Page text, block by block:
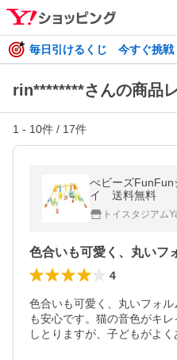
毎日引けるくじ 今すぐ挑戦
rin********さんの商品
1 - 10件 / 17件
べビーズ
イ 送料無料
トイスタジアム
4
色合いも可愛く、丸いフォ
も安心です。猫の音色がキ
しとりますが、子どもがよく